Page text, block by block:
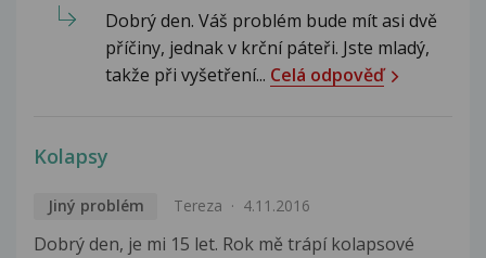
Dobrý den. Váš problém bude mít asi dvě
příčiny, jednak v krční páteři. Jste mladý,
takže při vyšetření... Celá odpověď
Kolapsy
Jiný problém Tereza 4.11.2016
Dobrý den, je mi 15 let. Rok mě trápí kolapsové